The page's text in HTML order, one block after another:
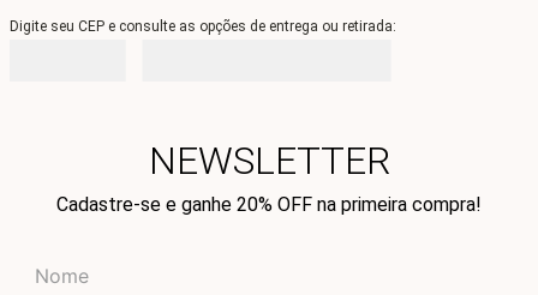
Digite seu CEP e consulte as opções de entrega ou retirada:
NEWSLETTER
Cadastre-se e ganhe 20% OFF na primeira compra!